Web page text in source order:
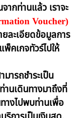
ากท่านแล้ว เราจะ
Voucher)
ยละเอียดข้อมูลการ
คเกจทัวร์ไปให้
ารถชำระเป็น
านเดินทางมาถึงที่
างไปพบท่านเพื่อ